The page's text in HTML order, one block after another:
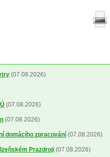
(07.08.2026)
(07.08.2026)
(07.08.2026)
domácího zpracování (07.08.2026)
Prazdroji (07.08.2026)